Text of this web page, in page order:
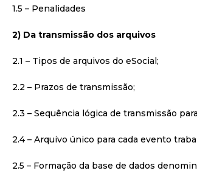
1.5 – Penalidades
2) Da transmissão dos arquivos
2.1 – Tipos de arquivos do eSocial;
2.2 – Prazos de transmissão;
2.3 – Sequência lógica de transmissão
2.4 – Arquivo único para cada evento
2.5 – Formação da base de dados